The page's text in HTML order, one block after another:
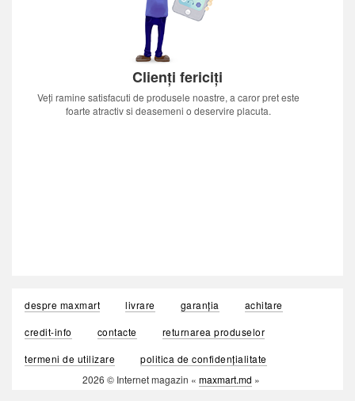
Clienți fericiți
Veți ramine satisfacuti de produsele noastre, a caror pret este
foarte atractiv si deasemeni o deservire placuta.
despre maxmart livrare garanția
achitare
credit-info
contacte
returnarea produselor
termeni de utilizare
politica de confidențialitate
2026 © Internet magazin « maxmart.md »